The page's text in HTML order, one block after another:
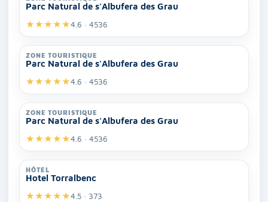
Parc Natural de s'Albufera des Grau
★★★★★4.6 · 4536
ZONE TOURISTIQUE
Parc Natural de s'Albufera des Grau
★★★★★4.6 · 4536
ZONE TOURISTIQUE
Parc Natural de s'Albufera des Grau
★★★★★4.6 · 4536
HÔTEL
Hotel Torralbenc
★★★★★4.5 · 373